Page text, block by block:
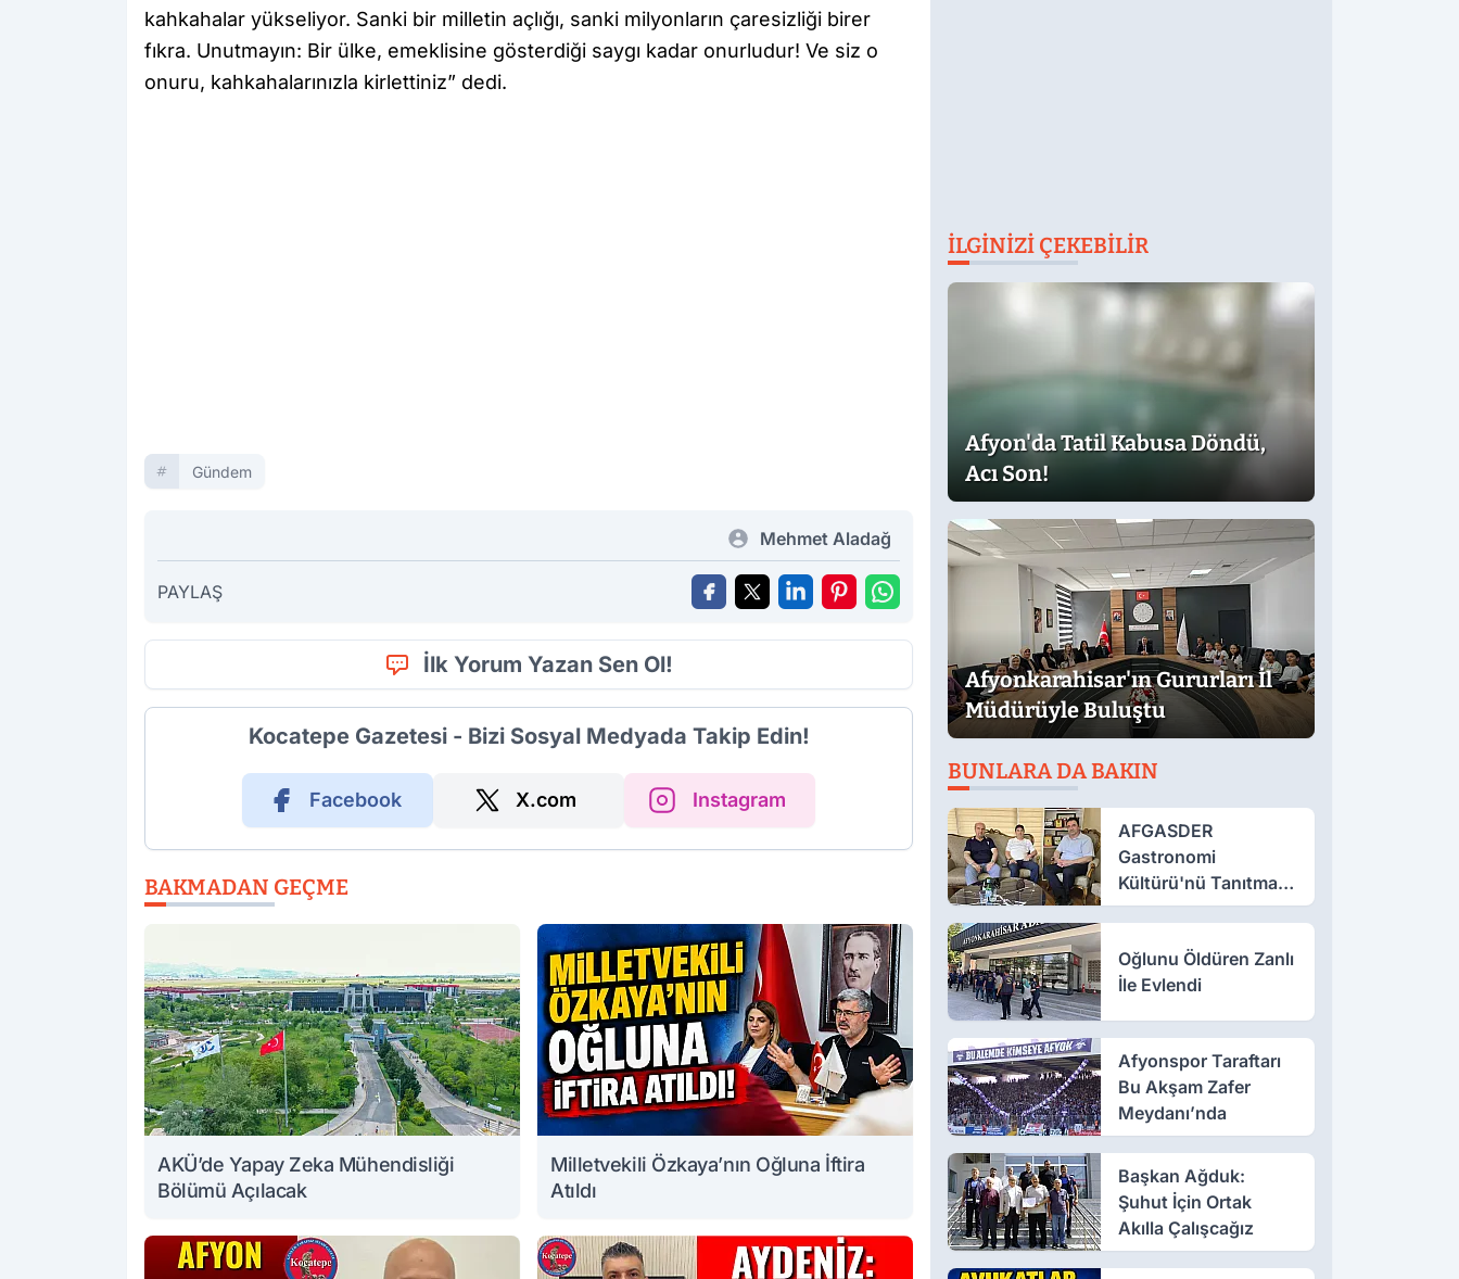
kahkahalar yükseliyor. Sanki bir milletin açlığı, sanki milyonların çaresizliği birer
fıkra. Unutmayın: Bir ülke, emeklisine gösterdiği saygı kadar onurludur! Ve siz o
onuru, kahkahalarınızla kirlettiniz” dedi.
Gündem
Mehmet Aladağ
PAYLAŞ
İlk Yorum Yazan Sen Ol!
Kocatepe Gazetesi - Bizi Sosyal Medyada Takip Edin!
Facebook X.com Instagram
BAKMADAN GEÇME
AKÜ’de Yapay Zeka Mühendisliği
Bölümü Açılacak
Milletvekili Özkaya’nın Oğluna İftira
Atıldı
İLGINIZI ÇEKEBILIR
Afyon'da Tatil Kabusa Döndü,
Acı Son!
Afyonkarahisar'ın Gururları İl
Müdürüyle Buluştu
BUNLARA DA BAKIN
AFGASDER
Gastronomi
Kültürü'nü Tanıtmak
İçin Çalışıyor
Oğlunu Öldüren Zanlı
İle Evlendi
Afyonspor Taraftarı
Bu Akşam Zafer
Meydanı’nda
Başkan Ağduk:
Şuhut İçin Ortak
Akılla Çalışcağız